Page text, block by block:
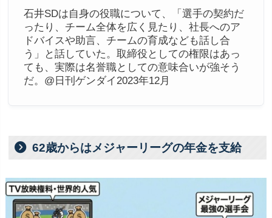
石井SDは自身の役職について、「選手の契約だ
ったり、チーム全体を広く見たり、社長へのア
ドバイスや助言、チームの育成なども話し合
う」と話していた。取締役としての権限はあっ
ても、実際は名誉職としての意味合いが強そう
だ。@日刊ゲンダイ2023年12月
62歳からはメジャーリーグの年金を支給